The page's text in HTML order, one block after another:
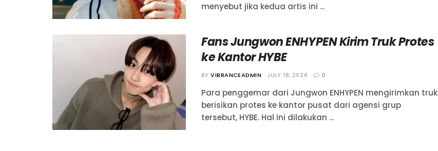
menyebut jika kedua artis ini ...
Fans Jungwon ENHYPEN Kirim Truk Protes
ke Kantor HYBE
BY VIBRANCEADMIN JULY 18, 2024 0
Para penggemar dari Jungwon ENHYPEN mengirimkan truk
berisikan protes ke kantor pusat dari agensi grup
tersebut, HYBE. Hal ini dilakukan ...